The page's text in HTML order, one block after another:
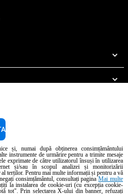
drepturile rezervate. Reg. Imp. Padova n °
- Cap. Soc. 5.000.000 € iv - P.IVA / CF
Privacy policy Cookie policy
și, numai după obținerea consimțământului
instrumente de urmărire pentru a trimite mesaje
exprimate de către utilizatorul însuși în utilizarea
și/sau în scopul analizei și monitorizării
terților. Pentru mai multe informații și pentru a vă
consimțământul, consultați paginaMai multe
la instalarea de cookie-uri (cu excepția cookie-
tot". Prin selectarea X-ului din banner, refuzați